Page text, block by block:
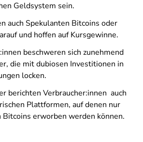
Geldsystem sein.
auch Spekulanten Bitcoins oder
und hoffen auf Kursgewinne.
beschweren sich zunehmend
die mit dubiosen Investitionen in
locken.
berichten Verbraucher:innen auch
Plattformen, auf denen nur
erworben werden können.